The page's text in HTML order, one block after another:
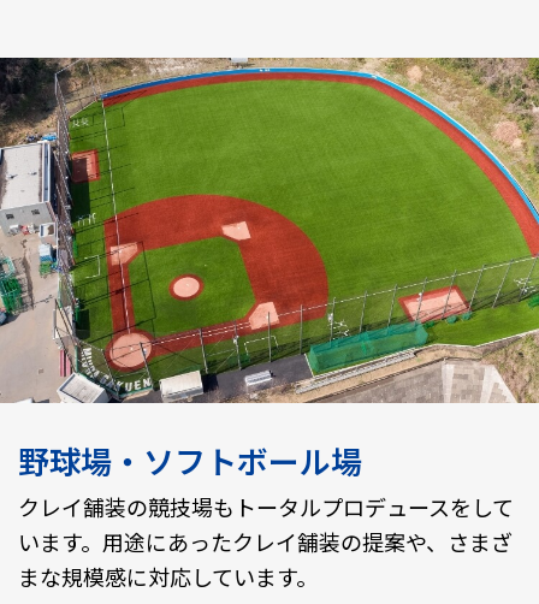
野球場・ソフトボール場
クレイ舗装の競技場もトータルプロデュースをして
います。用途にあったクレイ舗装の提案や、さまざ
まな規模感に対応しています。